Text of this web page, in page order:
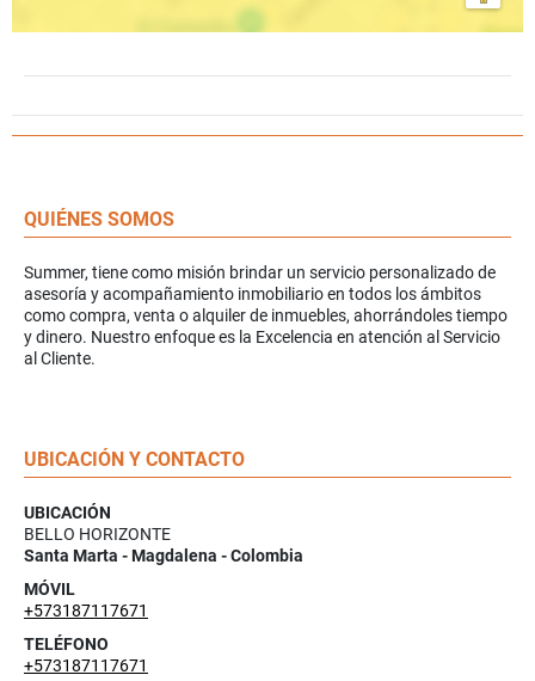
QUIÉNES SOMOS
Summer, tiene como misión brindar un servicio personalizado de
asesoría y acompañamiento inmobiliario en todos los ámbitos
como compra, venta o alquiler de inmuebles, ahorrándoles tiempo
y dinero. Nuestro enfoque es la Excelencia en atención al Servicio
al Cliente.
UBICACIÓN Y CONTACTO
UBICACIÓN
BELLO HORIZONTE
Santa Marta - Magdalena - Colombia
MÓVIL
+573187117671
TELÉFONO
+573187117671